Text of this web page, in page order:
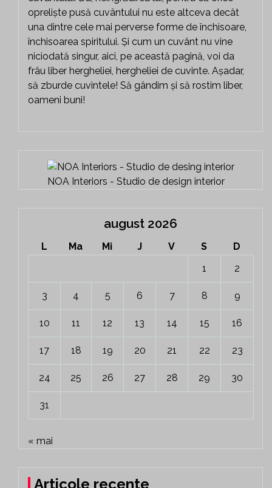
opreliște pusă cuvântului nu este altceva decât
una dintre cele mai perverse forme de închisoare,
închisoarea spiritului. Și cum un cuvânt nu vine
niciodată singur, aici, pe această pagină, voi da
frâu liber hergheliei, hergheliei de cuvinte. Așadar,
să zburde cuvintele! Să gândim și să rostim liber,
oameni buni!
NOA Interiors - Studio de design interior
august 2026
L Ma Mi J V S
D
1
2
3 4 5 6 7 8 9
10 11 12 13 14 15 16
17 18 19 20 21 22 23
24 25 26 27 28 29 30
31
« mai
Articole recente